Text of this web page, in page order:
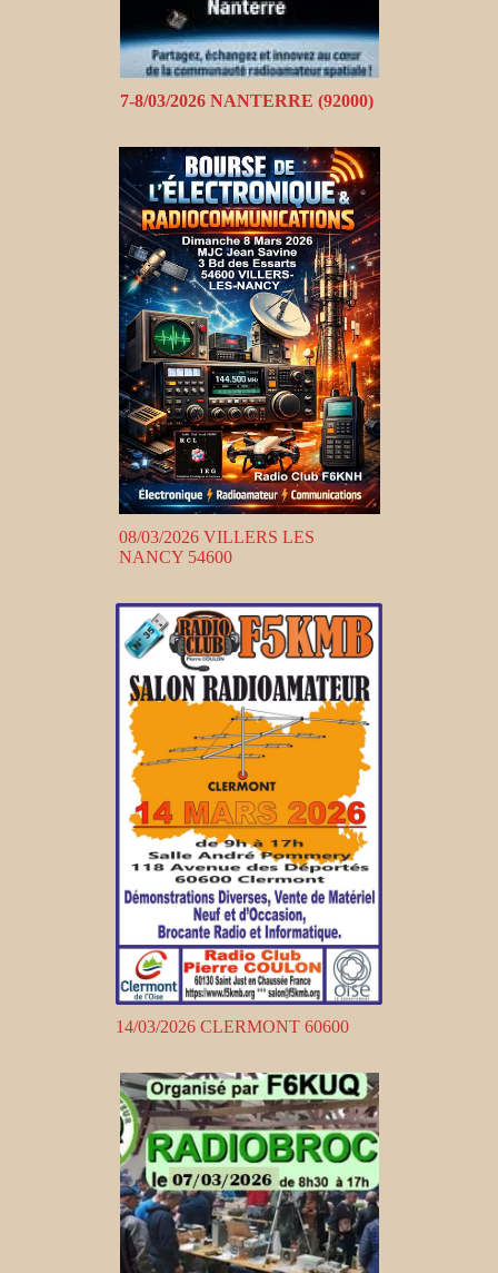
7-8/03/2026 NANTERRE (92000)
08/03/2026 VILLERS LES
NANCY 54600
14/03/2026 CLERMONT 60600